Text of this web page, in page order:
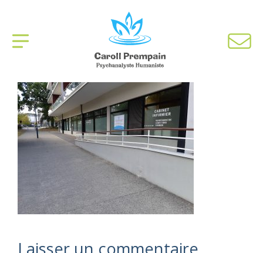
Laisser un commentaire